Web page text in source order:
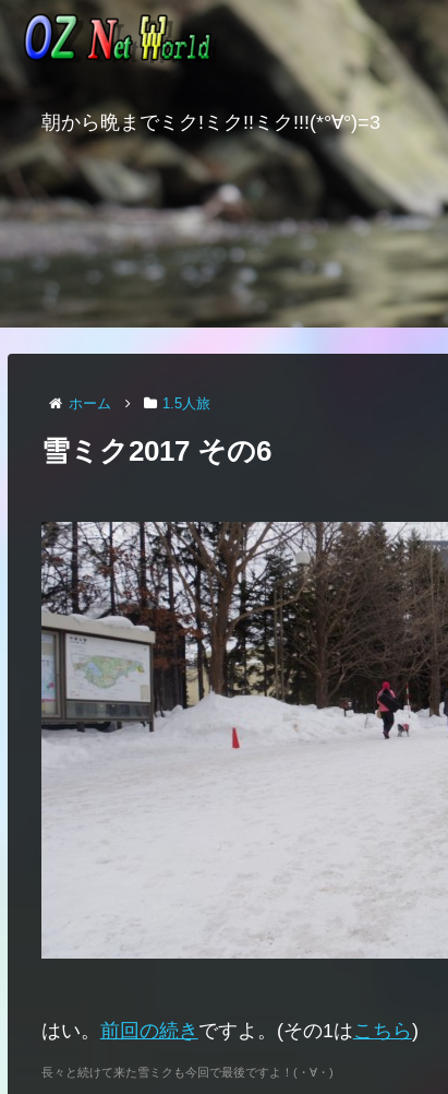
朝から晩までミク!ミク!!ミク!!!(*°∀°)=3
ホーム 1.5人旅
雪ミク2017 その6
はい。 前回の続き ですよ。(その1はこちら)
長々と続けて来た雪ミクも今回で最後ですよ！(・∀・)